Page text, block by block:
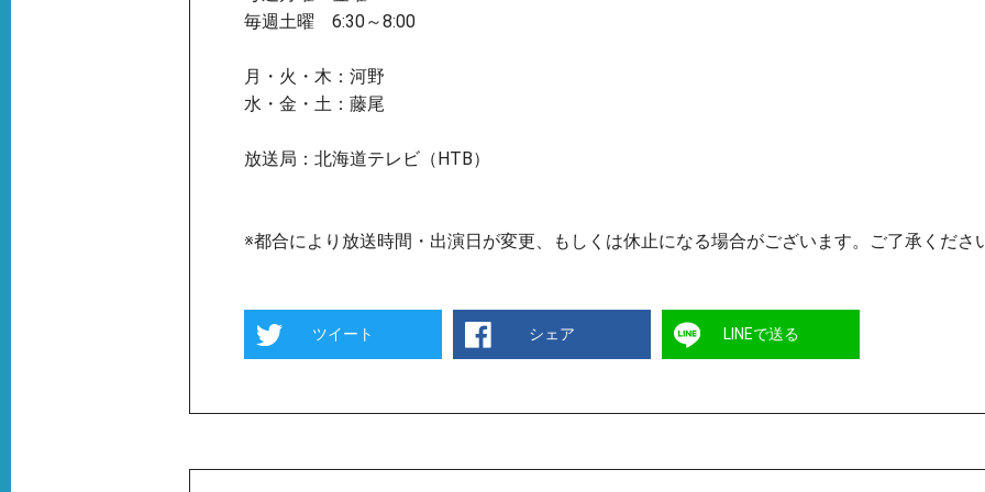
毎週土曜 6:30～8:00
月・火・木：河野
水・金・土：藤尾
放送局：北海道テレビ（HTB）
※都合により放送時間・出演日が変更、もしくは休止になる場合がございます。ご了承くださ
ツイート シェア LINEで送る